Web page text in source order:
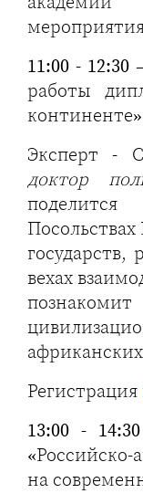
11:00 - 12:30
работы
Эксперт -
доктор
государств,
вехах
Регистрация
13:00 - 14:30
на